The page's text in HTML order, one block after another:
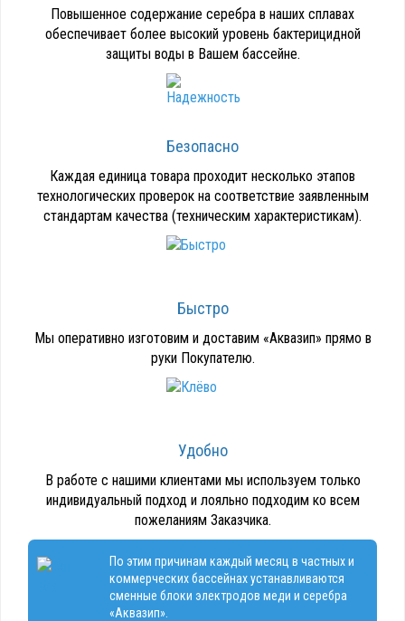
Повышенное содержание серебра в наших сплавах
обеспечивает более высокий уровень бактерицидной
защиты воды в Вашем бассейне.
Безопасно
Каждая единица товара проходит несколько этапов
технологических проверок на соответствие заявленным
стандартам качества (техническим характеристикам).
Быстро
Мы оперативно изготовим и доставим «Аквазип» прямо в
руки Покупателю.
Удобно
В работе с нашими клиентами мы используем только
индивидуальный подход и лояльно подходим ко всем
пожеланиям Заказчика.
По этим причинам каждый месяц в частных и
коммерческих бассейнах устанавливаются
сменные блоки электродов меди и серебра
«Аквазип».